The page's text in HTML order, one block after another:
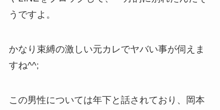
うですよ。
かなり束縛の激しい元カレでヤバい事が伺えま
すね^^;
この男性については年下と話されており、岡本